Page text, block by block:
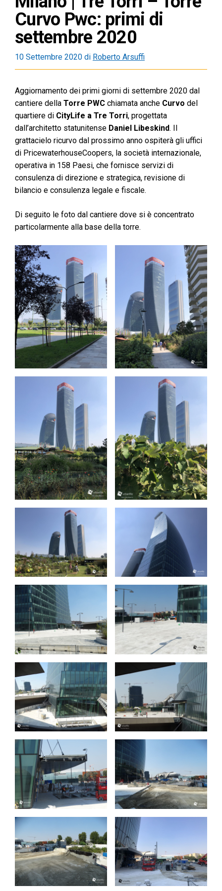
Curvo Pwc: primi di
settembre 2020
10 Settembre 2020 di Roberto Arsuffi
Aggiornamento dei primi giorni di settembre 2020 dal
cantiere della Torre PWC chiamata anche Curvo del
quartiere di CityLife a Tre Torri, progettata
dall’architetto statunitense Daniel Libeskind. Il
grattacielo ricurvo dal prossimo anno ospiterà gli uffici
di PricewaterhouseCoopers, la società internazionale,
operativa in 158 Paesi, che fornisce servizi di
consulenza di direzione e strategica, revisione di
bilancio e consulenza legale e fiscale.
Di seguito le foto dal cantiere dove si è concentrato
particolarmente alla base della torre.